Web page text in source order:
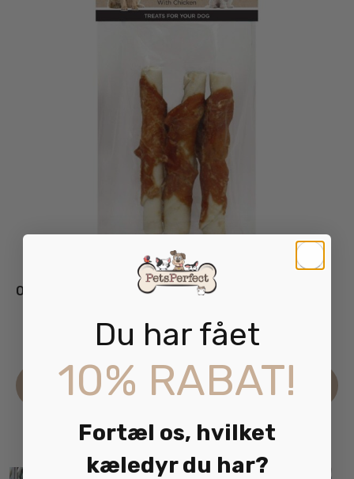
Ozami Tyggestav med kylling 120g
39.95kr. inkl. moms
Læs mere
Du har fået
10% RABAT!
Fortæl os, hvilket
kæledyr du har?